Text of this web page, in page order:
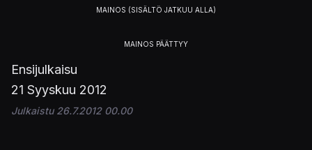
Ensijulkaisu
21 Syyskuu 2012
Julkaistu 26.7.2012 00.00